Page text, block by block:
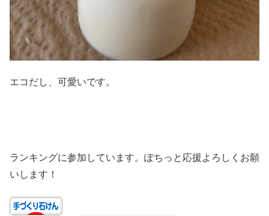
エコだし、可愛いです。
ランキングに参加しています。ぽちっと応援よろしくお願
いします！